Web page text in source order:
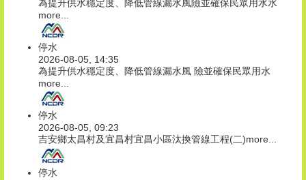
為提升供水穩定度、降低管線漏水風險並確保民眾用水水
more...
停水
2026-08-05, 14:35
為提升供水穩定度、降低管線漏水風 險並確保民眾用水
more...
停水
2026-08-05, 09:23
吉安鄉太昌村及宜昌村宜昌小區汰換管線工程(二)more...
停水